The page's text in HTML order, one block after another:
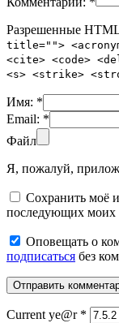
Разрешенные
title="">
<cite> <code>
<s> <strike>
Имя: *
Email: *
Файл
Я, пожалуй,
Сохранить моё
последующих моих
Оповещать о
подписаться без
Current ye@r *